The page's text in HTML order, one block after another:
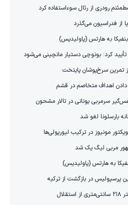
از فدراسیون می‌گذرد
به هارتس (پاولیدیس)
کرد: بونوچی دستیار مانچینی می‌شود
تمرین سرخ‌پوشان پایتخت
اهداف متخاصم در قشم
سرمربی یونانی در تالار مشحون
بارسلونا لغو شد
مونیوز در ترکیب لیورپولی‌ها
مربی لیگ یک شد
به هارتس (پاولیدیس)
پرسپولیس در بازگشت از ترکیه